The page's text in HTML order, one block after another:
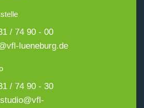
/ 74 90 - 00
lueneburg.de
/ 74 90 - 30